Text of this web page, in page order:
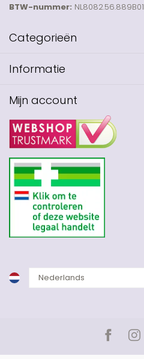
BTW-nummer: NL8082.56.889B01
Categorieën
Informatie
Mijn account